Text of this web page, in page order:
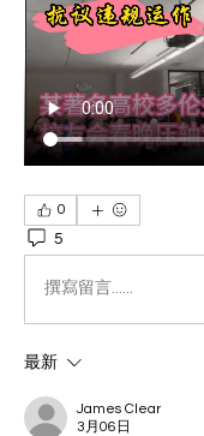
0
5
撰寫留言......
最新
James Clear
3月06日